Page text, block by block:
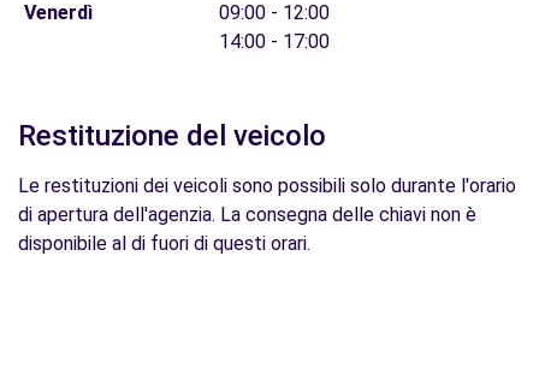
Venerdì
09:00 - 12:00
14:00 - 17:00
Restituzione del veicolo
Le restituzioni dei veicoli sono possibili solo durante l'orario
di apertura dell'agenzia. La consegna delle chiavi non è
disponibile al di fuori di questi orari.